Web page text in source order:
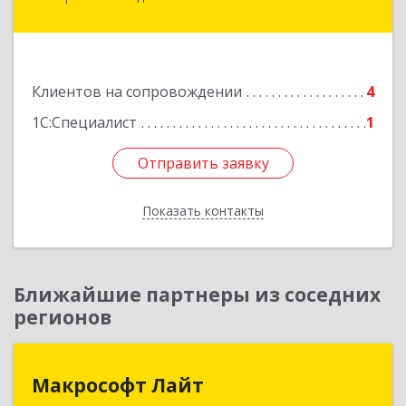
Клиентов на сопровождении
4
1С:Специалист
1
Отправить заявку
Показать контакты
Подробнее
Отправить заявку
Назад
Ближайшие партнеры из соседних
регионов
Макрософт Лайт